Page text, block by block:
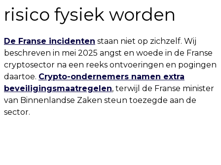
risico fysiek worden
De Franse incidenten staan niet op zichzelf. Wij
beschreven in mei 2025 angst en woede in de Franse
cryptosector na een reeks ontvoeringen en pogingen
daartoe. Crypto-ondernemers namen extra
beveiligingsmaatregelen, terwijl de Franse minister
van Binnenlandse Zaken steun toezegde aan de
sector.